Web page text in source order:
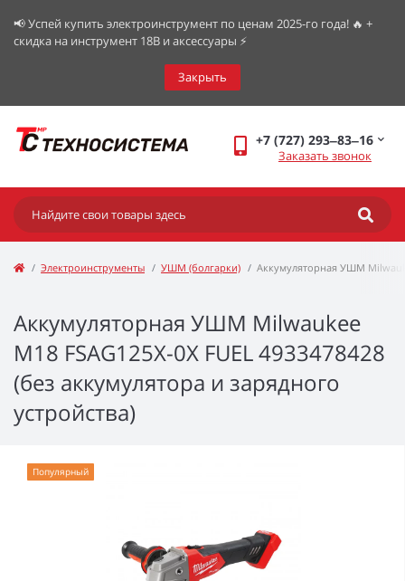
📢 Успей купить электроинструмент по ценам 2025-го года! 🔥 +
скидка на инструмент 18В и аксессуары ⚡️
Закрыть
+7 (727) 293‒83‒16
Заказать звонок
Электроинструменты УШМ (болгарки) Аккумуляторная УШМ
Аккумуляторная УШМ Milwaukee
M18 FSAG125X-0X FUEL 4933478428
(без аккумулятора и зарядного
устройства)
Популярный